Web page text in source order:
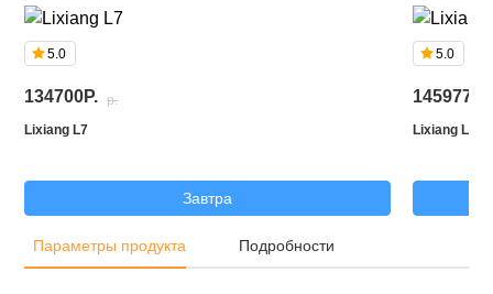
5.0
134700P.
p.
Lixiang L7
Завтра
5.0
145977P.
Lixiang L8
Параметры продукта Подробности